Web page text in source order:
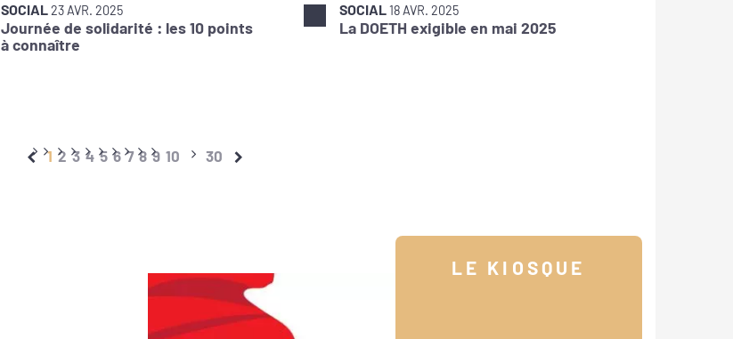
SOCIAL23 AVR. 2025
Journée de solidarité : les 10 points
à connaître
SOCIAL18 AVR. 2025
La DOETH exigible en mai 2025
1 2 3 4 5 6 7 8 9 10 30
LE KIOSQUE